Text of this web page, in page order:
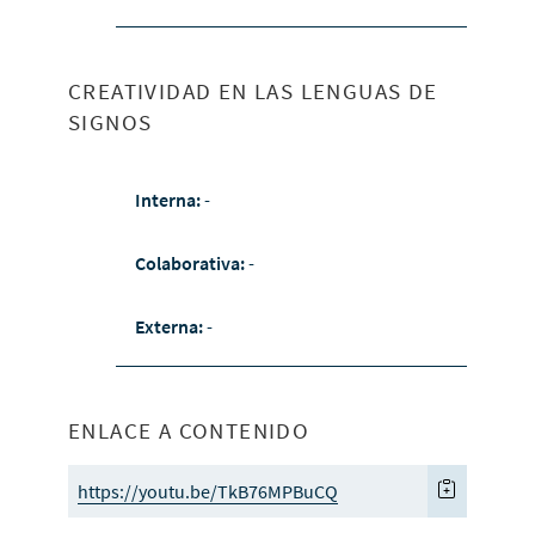
CREATIVIDAD EN LAS LENGUAS DE
SIGNOS
Interna:-
Colaborativa:-
Externa:-
ENLACE A CONTENIDO
https://youtu.be/TkB76MPBuCQ